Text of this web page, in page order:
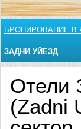
БРОНИРОВАНИЕ В
ЗАДНИ УЙЕЗД
Отели
(Zadni